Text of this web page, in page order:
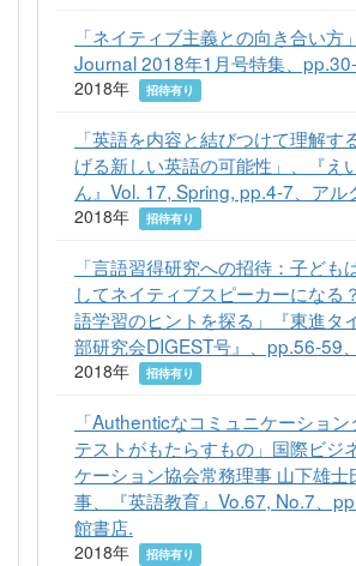
「ネイティブ主義との向き合い方
Journal 2018年1月号特集、
2018年 招待有り
「英語を内容と結びつけて理解す
げる新しい英語の可能性」、『え
ん』Vol. 17, Spring, pp.4-7、アル
2018年 招待有り
「言語習得研究への招待：子ども
してネイティブスピーカーになる
語学習のヒントを探る」『東進タ
部研究会DIGEST号』、pp.56-59
2018年 招待有り
「Authenticなコミュニケーション
テストがもたらすもの」国際ビジ
ケーション協会常務理事 山下雄士
事、『英語教育』Vo.67, No.7、
館書店.
2018年 招待有り